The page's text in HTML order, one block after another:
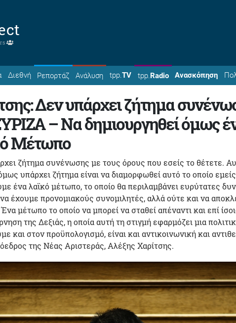
Διεθνή Ρεπορτάζ Ανάλυση tpp.TV tpp.Radio Ανασκόπηση
Δεν υπάρχει ζήτημα
– Να δημιουργηθεί όμως
Μέτωπο
ζήτημα συνένωσης με τους όρους που εσείς το θέτετε.
υπάρχει ζήτημα είναι να διαμορφωθεί αυτό το οποίο εμείς
ένα λαϊκό μέτωπο, το οποίο θα περιλαμβάνει ευρύτατες
έχουμε προνομιακούς συνομιλητές, αλλά ούτε και να
μέτωπο το οποίο να μπορεί να σταθεί απέναντι και επί
της Δεξιάς, η οποία αυτή τη στιγμή εφαρμόζει μια
και στον προϋπολογισμό, είναι και αντικοινωνική και
της Νέας Αριστεράς, Αλέξης Χαρίτσης.